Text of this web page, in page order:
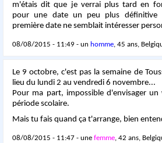
m'étais dit que je verrai plus tard en
pour une date un peu plus définitive
première date ne semblait intéresser
08/08/2015 - 11:49 - un homme, 45 ans,
Le 9 octobre, c'est pas la semaine de
lieu du lundi 2 au vendredi 6 novembre...
Pour ma part, impossible d'envisager
période scolaire.
Mais tu fais quand ça t'arrange, bien
08/08/2015 - 11:47 - unefemme, 42 ans,